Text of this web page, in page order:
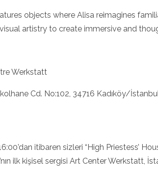
objects where Alisa reimagines
artistry to create immersive and
Werkstatt
Cd. No:102, 34716 Kadıköy/
itibaren sizleri “High Priestess’
ilk kişisel sergisi Art Center Werkstatt,
YAYINDA!